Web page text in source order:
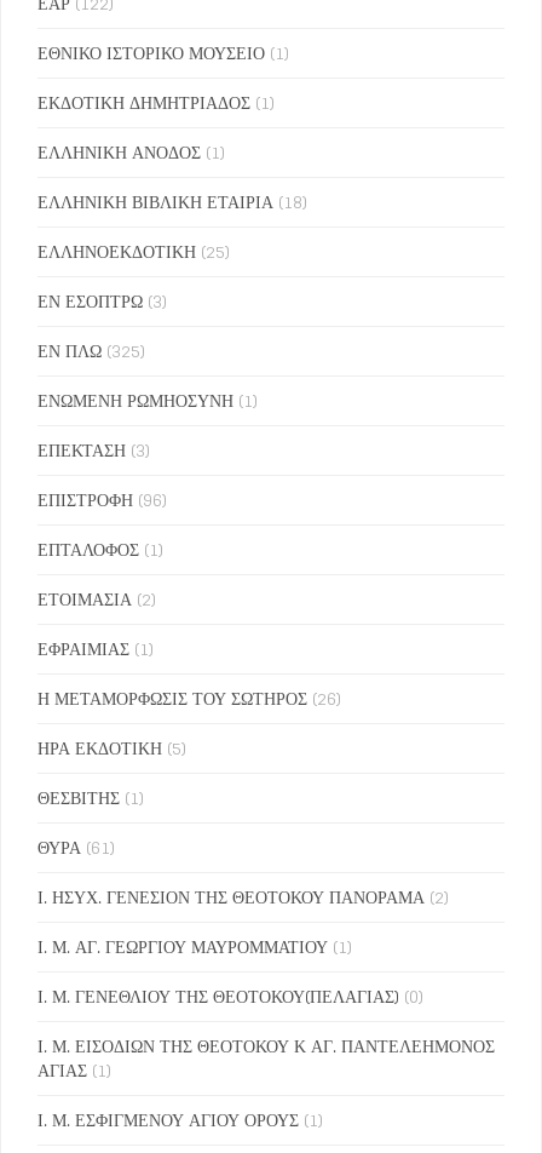
ΕΘΝΙΚΟ ΙΣΤΟΡΙΚΟ ΜΟΥΣΕΙΟ (1)
ΕΚΔΟΤΙΚΗ ΔΗΜΗΤΡΙΑΔΟΣ (1)
ΕΛΛΗΝΙΚΗ ΑΝΟΔΟΣ (1)
ΕΛΛΗΝΙΚΗ ΒΙΒΛΙΚΗ ΕΤΑΙΡΙΑ (18)
ΕΛΛΗΝΟΕΚΔΟΤΙΚΗ (25)
ΕΝ ΕΣΟΠΤΡΩ (3)
ΕΝ ΠΛΩ (325)
ΕΝΩΜΕΝΗ ΡΩΜΗΟΣΥΝΗ (1)
ΕΠΕΚΤΑΣΗ (3)
ΕΠΙΣΤΡΟΦΗ (96)
ΕΠΤΑΛΟΦΟΣ (1)
ΕΤΟΙΜΑΣΙΑ (2)
ΕΦΡΑΙΜΙΑΣ (1)
Η ΜΕΤΑΜΟΡΦΩΣΙΣ ΤΟΥ ΣΩΤΗΡΟΣ (26)
ΗΡΑ ΕΚΔΟΤΙΚΗ (5)
ΘΕΣΒΙΤΗΣ (1)
ΘΥΡΑ (61)
Ι. ΗΣΥΧ. ΓΕΝΕΣΙΟΝ ΤΗΣ ΘΕΟΤΟΚΟΥ ΠΑΝΟΡΑΜΑ (2)
Ι. Μ. ΑΓ. ΓΕΩΡΓΙΟΥ ΜΑΥΡΟΜΜΑΤΙΟΥ (1)
Ι. Μ. ΓΕΝΕΘΛΙΟΥ ΤΗΣ ΘΕΟΤΟΚΟΥ(ΠΕΛΑΓΙΑΣ) (0)
Ι. Μ. ΕΙΣΟΔΙΩΝ ΤΗΣ ΘΕΟΤΟΚΟΥ Κ ΑΓ. ΠΑΝΤΕΛΕΗΜΟΝΟΣ
ΑΓΙΑΣ (1)
Ι. Μ. ΕΣΦΙΓΜΕΝΟΥ ΑΓΙΟΥ ΟΡΟΥΣ (1)